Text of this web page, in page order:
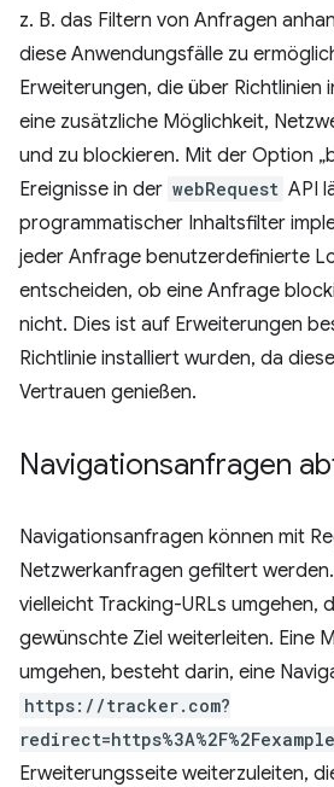
z. B. das Filtern von Anfragen
diese Anwendungsfälle zu
Erweiterungen, die über Richtlinien
eine zusätzliche Möglichkeit,
und zu blockieren. Mit der Option
Ereignisse in der webRequest API
programmatischer Inhaltsfilter
jeder Anfrage benutzerdefinierte
entscheiden, ob eine Anfrage
nicht. Dies ist auf Erweiterungen
Richtlinie installiert wurden, da
Vertrauen genießen.
Navigationsanfragen
Navigationsanfragen können mit
Netzwerkanfragen gefiltert
vielleicht Tracking-URLs umgehen,
gewünschte Ziel weiterleiten. Eine
umgehen, besteht darin, eine
https://tracker.com?
Erweiterungsseite weiterzuleiten,